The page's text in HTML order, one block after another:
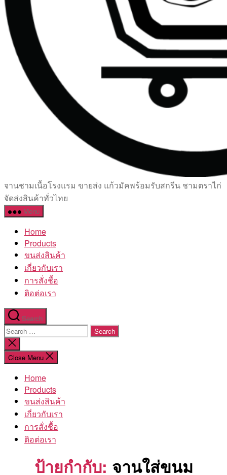
เซรามิค
ครบ
ครัน
โรงงาน
จานชามเนื้อโรงแรม ขายส่ง แก้วมัคพร้อมรับสกรีน ชามตราไก่
จัดส่งสินค้าทั่วไทย
Menu
Home
Products
ขนส่งสินค้า
เกี่ยวกับเรา
การสั่งชื้อ
ติอต่อเรา
Search
Search
for:
Close
search
Close Menu
Home
Products
ขนส่งสินค้า
เกี่ยวกับเรา
การสั่งชื้อ
ติอต่อเรา
ป้ายกำกับ: จานใส่ขนม